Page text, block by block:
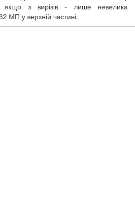
якщо з вирізів - лише невелика
МП у верхній частині.